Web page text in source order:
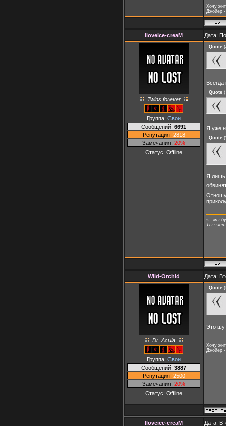
Хочу
Джойер
Iloveice-creaM Дата:
Twins forever
Группа: Свои
Сообщений: 6691
Репутация: 2818
Замечания: 20%
Статус: Offline
Quote (
Quote (
Я уже
Quote (
Я лишь
«.. мы
Ты
Wild-Orchid Дата:
Dr. Acula
Группа: Свои
Сообщений: 3887
Репутация: 2500
Замечания: 20%
Статус: Offline
Quote (
Это
Хочу
Джойер
Iloveice-creaM Дата: